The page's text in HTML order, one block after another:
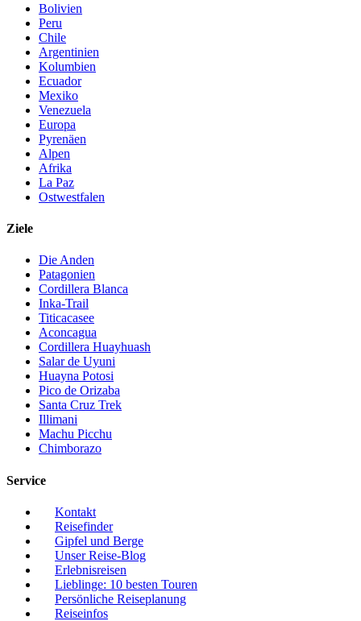
Bolivien
Peru
Chile
Argentinien
Kolumbien
Ecuador
Mexiko
Venezuela
Europa
Pyrenäen
Alpen
Afrika
La Paz
Ostwestfalen
Ziele
Die Anden
Patagonien
Cordillera Blanca
Inka-Trail
Titicacasee
Aconcagua
Cordillera Huayhuash
Salar de Uyuni
Huayna Potosi
Pico de Orizaba
Santa Cruz Trek
Illimani
Machu Picchu
Chimborazo
Service
Kontakt
Reisefinder
Gipfel und Berge
Unser Reise-Blog
Erlebnisreisen
Lieblinge: 10 besten Touren
Persönliche Reiseplanung
Reiseinfos